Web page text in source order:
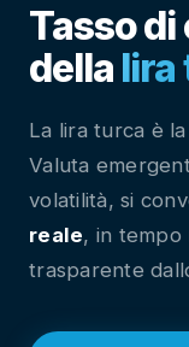
Tasso
della lira
La lira turca è
Valuta
volatilità, si
reale, in tempo
trasparente